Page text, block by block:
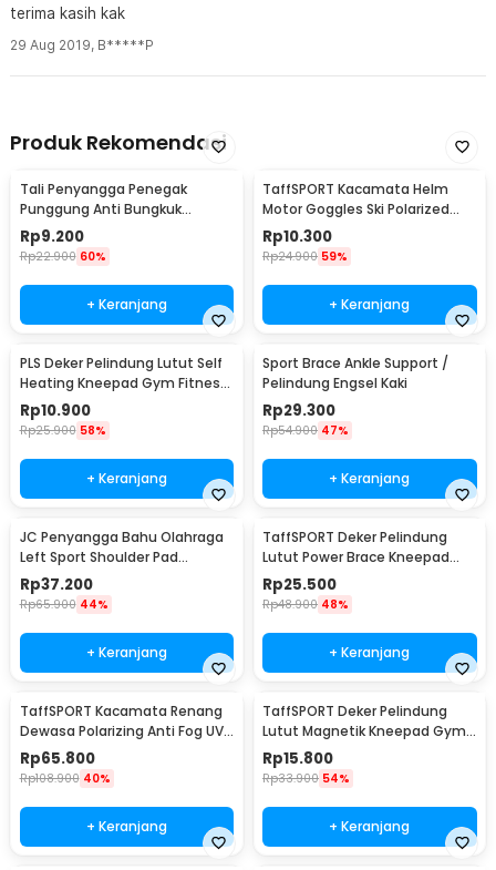
terima kasih kak
29 Aug 2019, B*****P
Produk Rekomendasi
Tali Penyangga Penegak
Punggung Anti Bungkuk
Posture Corrector Size S
Rp9.200
Rp22.900 60%
+ Keranjang
TaffSPORT Kacamata Helm
Motor Goggles Ski Polarized
UV400 Windproof - X400
Rp10.300
Rp24.900 59%
+ Keranjang
PLS Deker Pelindung Lutut Self
Heating Kneepad Gym Fitness
2 PCS
Rp10.900
Rp25.900 58%
+ Keranjang
Sport Brace Ankle Support /
Pelindung Engsel Kaki
Rp29.300
Rp54.900 47%
+ Keranjang
JC Penyangga Bahu Olahraga
Left Sport Shoulder Pad
Polyester - A0789
Rp37.200
Rp65.900 44%
+ Keranjang
TaffSPORT Deker Pelindung
Lutut Power Brace Kneepad
Gym Fitness 1 PCS - A-0512
Rp25.500
Rp48.900 48%
+ Keranjang
TaffSPORT Kacamata Renang
Dewasa Polarizing Anti Fog UV
Protection - GOG-3610
Rp65.800
Rp108.900 40%
+ Keranjang
TaffSPORT Deker Pelindung
Lutut Magnetik Kneepad Gym
Fitness 1 Pair 70cm - A-7720
Rp15.800
Rp33.900 54%
+ Keranjang